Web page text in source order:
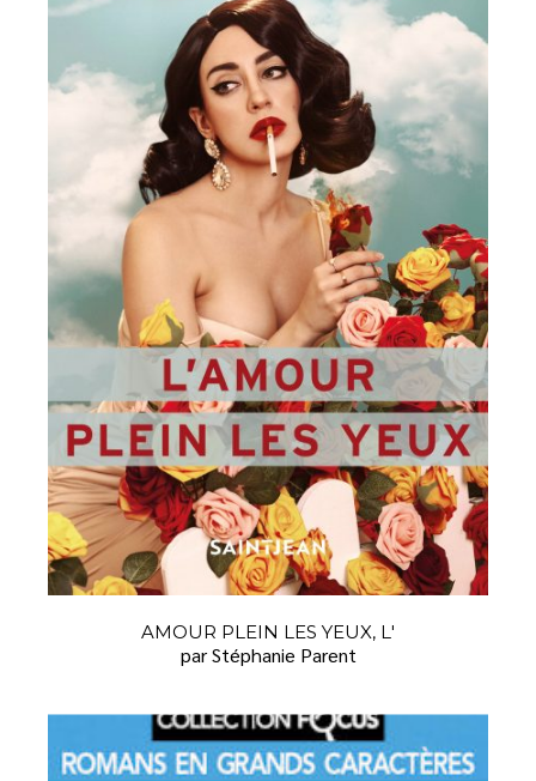
AMOUR PLEIN LES YEUX, L'
par Stéphanie Parent